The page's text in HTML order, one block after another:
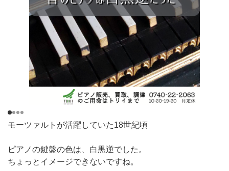
モーツァルトが活躍していた18世紀頃
ピアノの鍵盤の色は、白黒逆でした。
ちょっとイメージできないですね。